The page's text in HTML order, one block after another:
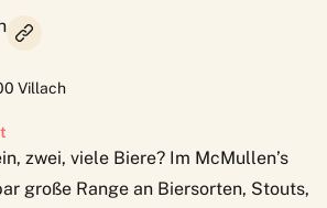
Villach
zwei, viele Biere? Im McMullen’s
große Range an Biersorten, Stouts,